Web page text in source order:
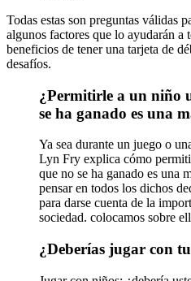
Todas estas son preguntas válidas
algunos factores que lo ayudarán a
beneficios de tener una tarjeta de
desafíos.
¿Permitirle a un niño
se ha ganado es una
Ya sea durante un juego o
Lyn Fry explica cómo
que no se ha ganado es una
pensar en todos los dichos
para darse cuenta de la
sociedad. colocamos sobre
¿Deberías jugar con